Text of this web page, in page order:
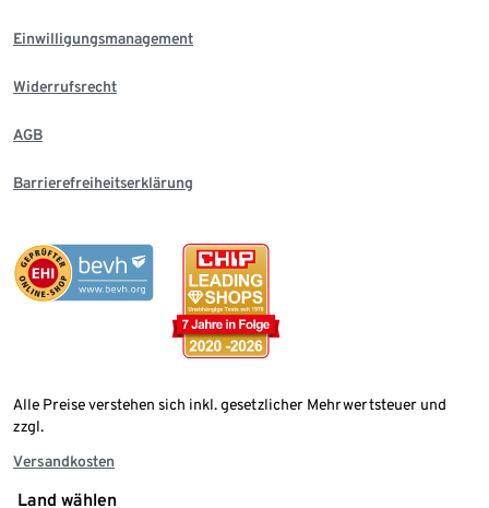
Einwilligungsmanagement
Widerrufsrecht
AGB
Barrierefreiheitserklärung
Alle Preise verstehen sich inkl. gesetzlicher Mehrwertsteuer und
zzgl.
Versandkosten
Land wählen